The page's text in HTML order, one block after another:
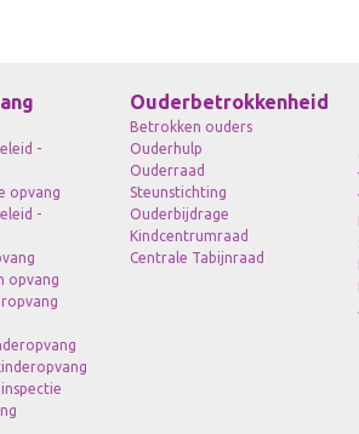
-
opvang
-
opvang
Ouderbetrokkenheid
Betrokken ouders
Ouderhulp
Ouderraad
Steunstichting
Ouderbijdrage
Kindcentrumraad
Centrale Tabijnraad